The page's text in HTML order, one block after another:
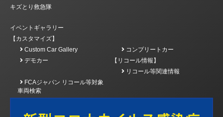
キズとり救急隊
イベントギャラリー
【カスタマイズ】
Custom Car Gallery
コンプリートカー
デモカー
【リコール情報】
リコール等関連情報
FCAジャパン リコール等対象
車両検索